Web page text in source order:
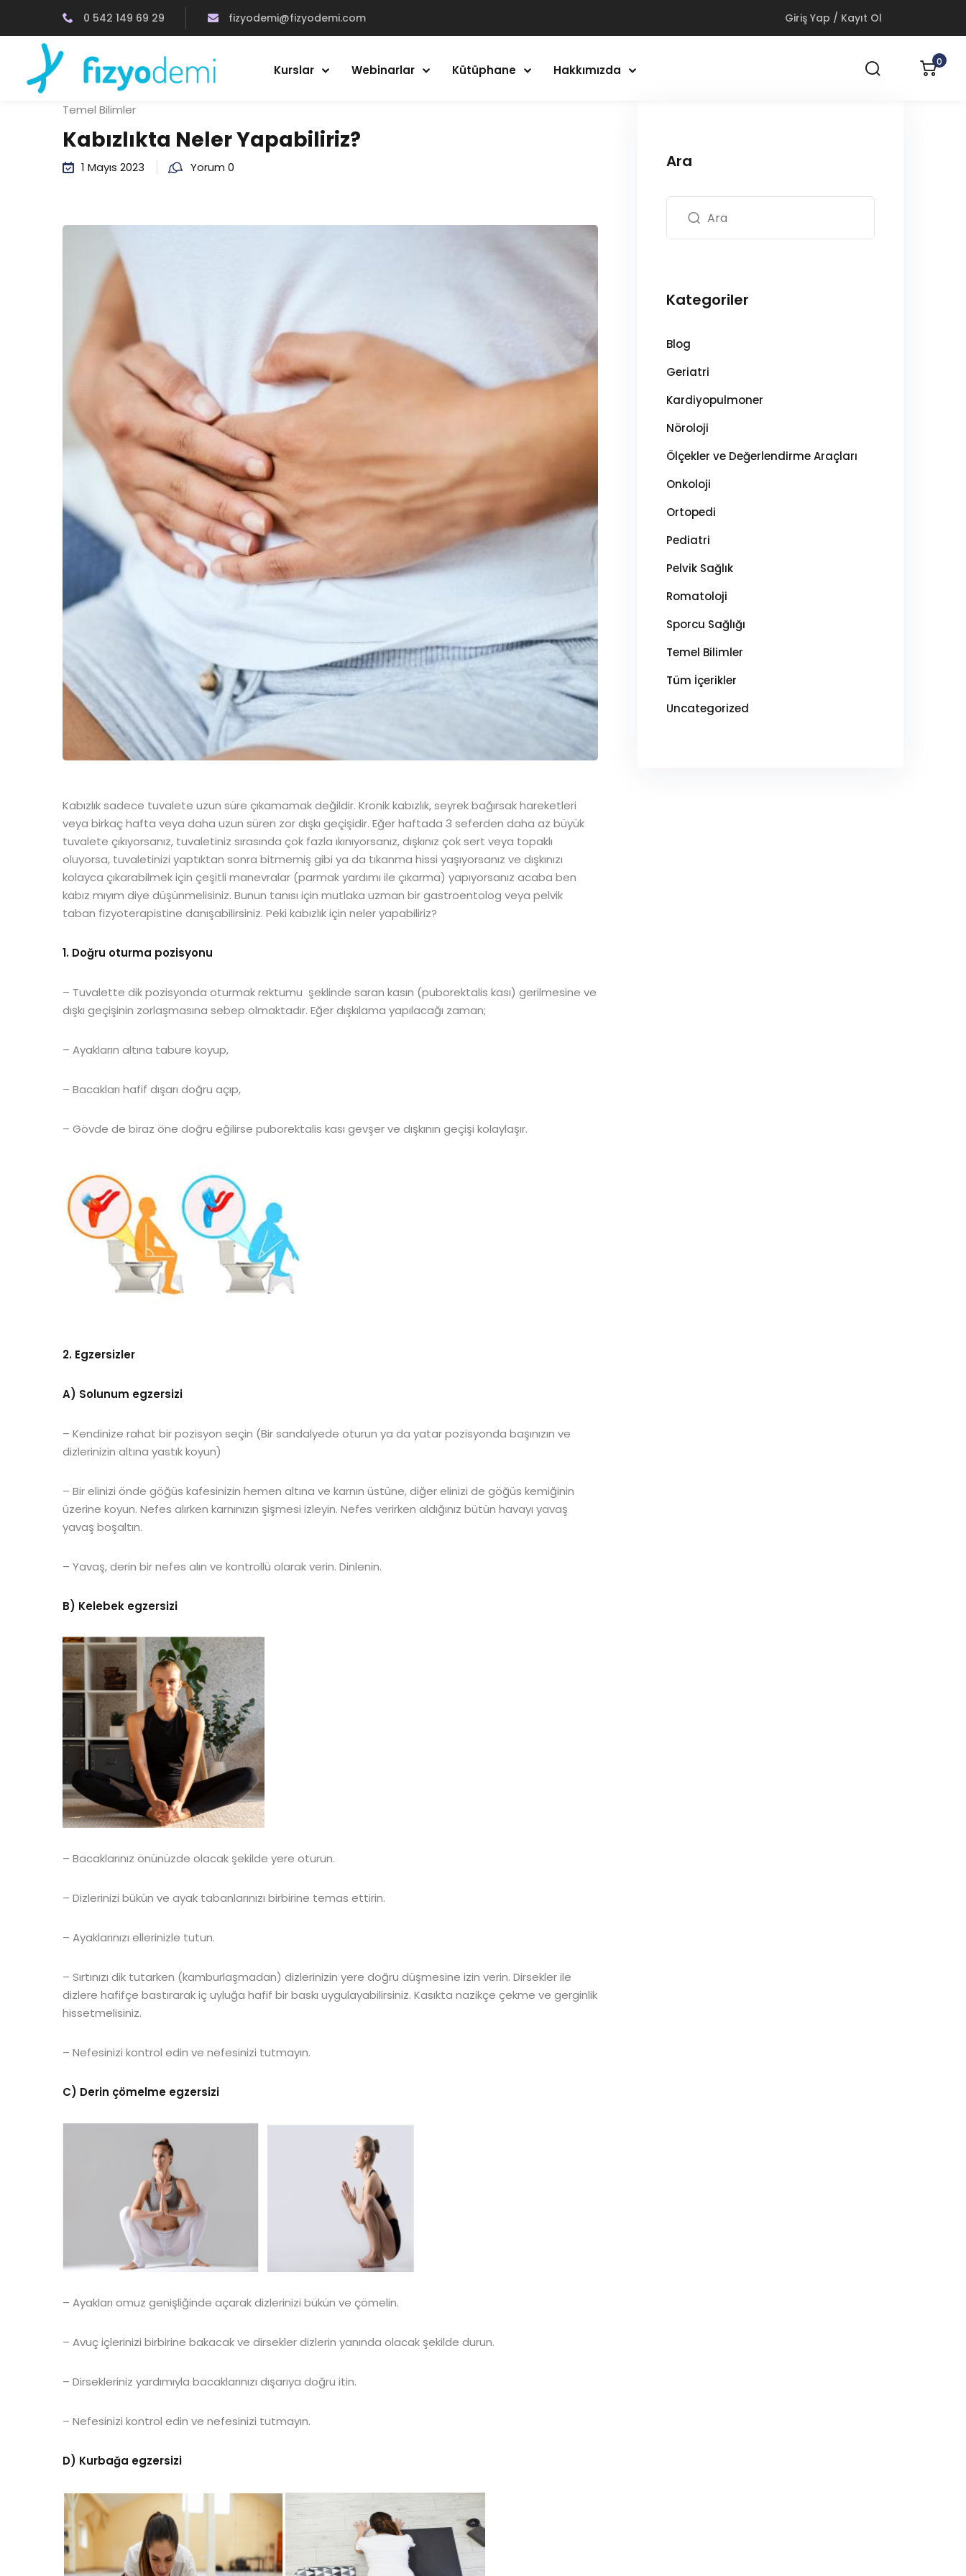
0 542 149 69 29 fizyodemi@fizyodemi.com Giriş Yap / Kayıt Ol
Kurslar Webinarlar Kütüphane Hakkımızda
0
Temel Bilimler
Kabızlıkta Neler Yapabiliriz?
1 Mayıs 2023 Yorum 0
Kabızlık sadece tuvalete uzun süre çıkamamak değildir. Kronik kabızlık, seyrek bağırsak hareketleri
veya birkaç hafta veya daha uzun süren zor dışkı geçişidir. Eğer haftada 3 seferden daha az büyük
tuvalete çıkıyorsanız, tuvaletiniz sırasında çok fazla ıkınıyorsanız, dışkınız çok sert veya topaklı
oluyorsa, tuvaletinizi yaptıktan sonra bitmemiş gibi ya da tıkanma hissi yaşıyorsanız ve dışkınızı
kolayca çıkarabilmek için çeşitli manevralar (parmak yardımı ile çıkarma) yapıyorsanız acaba ben
kabız mıyım diye düşünmelisiniz. Bunun tanısı için mutlaka uzman bir gastroentolog veya pelvik
taban fizyoterapistine danışabilirsiniz. Peki kabızlık için neler yapabiliriz?
1. Doğru oturma pozisyonu
– Tuvalette dik pozisyonda oturmak rektumu şeklinde saran kasın (puborektalis kası) gerilmesine ve
dışkı geçişinin zorlaşmasına sebep olmaktadır. Eğer dışkılama yapılacağı zaman;
– Ayakların altına tabure koyup,
– Bacakları hafif dışarı doğru açıp,
– Gövde de biraz öne doğru eğilirse puborektalis kası gevşer ve dışkının geçişi kolaylaşır.
2. Egzersizler
A) Solunum egzersizi
– Kendinize rahat bir pozisyon seçin (Bir sandalyede oturun ya da yatar pozisyonda başınızın ve
dizlerinizin altına yastık koyun)
– Bir elinizi önde göğüs kafesinizin hemen altına ve karnın üstüne, diğer elinizi de göğüs kemiğinin
üzerine koyun. Nefes alırken karnınızın şişmesi izleyin. Nefes verirken aldığınız bütün havayı yavaş
yavaş boşaltın.
– Yavaş, derin bir nefes alın ve kontrollü olarak verin. Dinlenin.
B) Kelebek egzersizi
– Bacaklarınız önünüzde olacak şekilde yere oturun.
– Dizlerinizi bükün ve ayak tabanlarınızı birbirine temas ettirin.
– Ayaklarınızı ellerinizle tutun.
– Sırtınızı dik tutarken (kamburlaşmadan) dizlerinizin yere doğru düşmesine izin verin. Dirsekler ile
dizlere hafifçe bastırarak iç uyluğa hafif bir baskı uygulayabilirsiniz. Kasıkta nazikçe çekme ve gerginlik
hissetmelisiniz.
– Nefesinizi kontrol edin ve nefesinizi tutmayın.
C) Derin çömelme egzersizi
– Ayakları omuz genişliğinde açarak dizlerinizi bükün ve çömelin.
– Avuç içlerinizi birbirine bakacak ve dirsekler dizlerin yanında olacak şekilde durun.
– Dirsekleriniz yardımıyla bacaklarınızı dışarıya doğru itin.
– Nefesinizi kontrol edin ve nefesinizi tutmayın.
D) Kurbağa egzersizi
Ara
Kategoriler
Blog
Geriatri
Kardiyopulmoner
Nöroloji
Ölçekler ve Değerlendirme Araçları
Onkoloji
Ortopedi
Pediatri
Pelvik Sağlık
Romatoloji
Sporcu Sağlığı
Temel Bilimler
Tüm İçerikler
Uncategorized
Şifremi unuttum